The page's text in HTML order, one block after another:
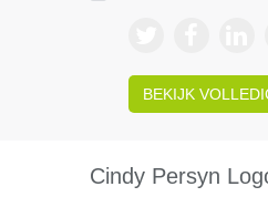
BEKIJK
Cindy Persyn